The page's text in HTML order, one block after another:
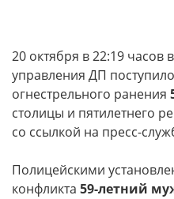
20 октября в 22:19 часов
управления ДП
огнестрельного ранения
столицы и пятилетнего
со ссылкой на пресс-
Полицейскими
конфликта 59-летний